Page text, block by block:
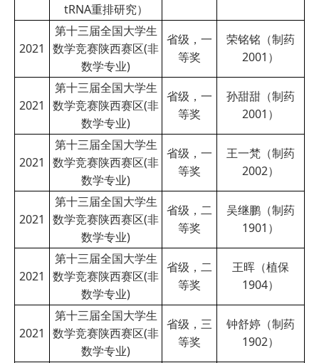
tRNA重排研究）
2021
第十三届全国大学生
数学竞赛陕西赛区(非
数学专业)
省级，一
等奖
荣铭铭（制药
2001）
2021
第十三届全国大学生
数学竞赛陕西赛区(非
数学专业)
省级，一
等奖
孙甜甜（制药
2001）
2021
第十三届全国大学生
数学竞赛陕西赛区(非
数学专业)
省级，一
等奖
王一梵（制药
2002）
2021
第十三届全国大学生
数学竞赛陕西赛区(非
数学专业)
省级，二
等奖
吴继鹏（制药
1901）
2021
第十三届全国大学生
数学竞赛陕西赛区(非
数学专业)
省级，二
等奖
王晖（植保
1904）
2021
第十三届全国大学生
数学竞赛陕西赛区(非
数学专业)
省级，三
等奖
钟舒婷（制药
1902）